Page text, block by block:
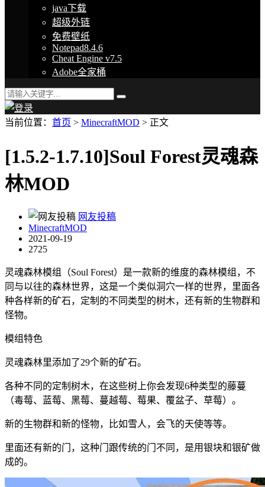
java下载
超级外链
免费壁纸
Notepad8.4.6
Cheat Engine v7.5
Adobe全家桶
当前位置： 首页 > MinecraftMOD > 正文
[1.5.2-1.7.10]Soul Forest灵魂森
林MOD
网友投稿
MinecraftMOD
2021-09-19
2725
灵魂森林模组（Soul Forest）是一款新的维度的森林模组，不
同与以往的森林世界，这是一个类似洞穴一样的世界，里面各
种各样新的矿石，定制的不同类型的树木，还有新的生物群和
怪物。
模组特色
灵魂森林里添加了29个新的矿石。
各种不同的定制树木，在这些树上你会发现6种类型的藤蔓
（毒莓、蓝莓、黑莓、蔓越莓、莓果、覆盆子、草莓）。
新的生物群和新的怪物，比如雪人，会飞的天使等等。
里面还有新的门，这种门跟传统的门不同，是用银块和银矿做
成的。